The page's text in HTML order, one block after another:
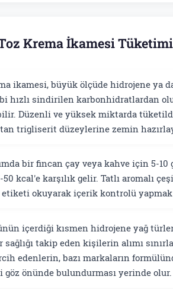
Krema İkamesi
ikamesi, büyük ölçüde hidrojene ya
hızlı sindirilen karbonhidratlardan
Düzenli ve yüksek miktarda
trigliserit düzeylerine zemin
bir fincan çay veya kahve için 5-10
kcal'e karşılık gelir. Tatlı aromalı
okuyarak içerik kontrolü yapmak
içerdiği kısmen hidrojene yağ
takip eden kişilerin alımı
edenlerin, bazı markaların
önünde bulundurması yerinde olur.